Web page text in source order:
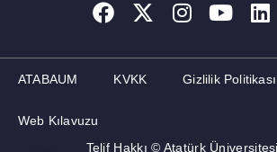
ATABAUM KVKK Gizlilik Politikası
Web Kılavuzu
Telif Hakkı © Atatürk